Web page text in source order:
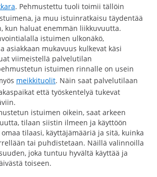
. Pehmustettu tuoli toimii tällöin
ja muu istuinratkaisu täydentää
kun haluat enemmän liikkuvuutta.
istuimen ulkonäkö,
asiakkaan mukavuus kulkevat käsi
viimeistellä palvelutilan
istuimen rinnalle on usein
meikkituolit. Näin saat palvelutilaan
että työskentelyä tukevat
istuimen oikein, saat arkeen
tilaan siistin ilmeen ja käyttöön
tilaasi, käyttäjämääriä ja sitä, kuinka
tai puhdistetaan. Näillä valinnoilla
joka tuntuu hyvältä käyttää ja
toiseen.